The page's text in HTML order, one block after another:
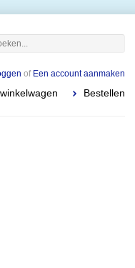
of Een account aanmaken
Bestellen